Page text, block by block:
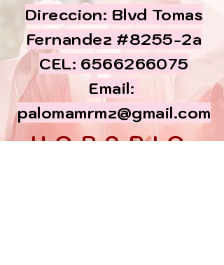
Direccion: Blvd Tomas
Fernandez #8255-2a
CEL: 6566266075
Email:
palomamrmz@gmail.com
HORARIO